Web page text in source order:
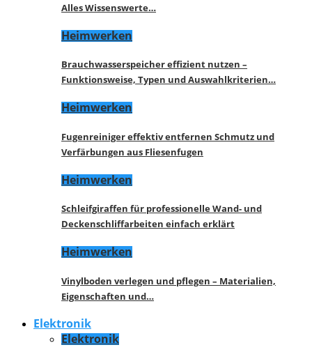
Alles Wissenswerte…
Heimwerken
Brauchwasserspeicher effizient nutzen –
Funktionsweise, Typen und Auswahlkriterien…
Heimwerken
Fugenreiniger effektiv entfernen Schmutz und
Verfärbungen aus Fliesenfugen
Heimwerken
Schleifgiraffen für professionelle Wand- und
Deckenschliffarbeiten einfach erklärt
Heimwerken
Vinylboden verlegen und pflegen – Materialien,
Eigenschaften und…
Elektronik
Elektronik